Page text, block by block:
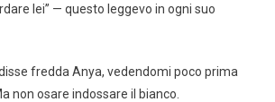
lei” — questo leggevo in ogni suo
fredda Anya, vedendomi poco prima
non osare indossare il bianco.